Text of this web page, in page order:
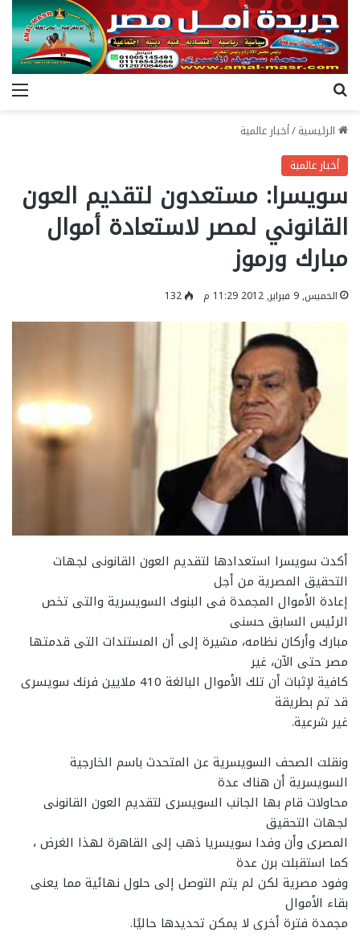
الرئيسية/أخبار عالمية
أخبار عالمية
سويسرا: مستعدون لتقديم العون
القانوني لمصر لاستعادة أموال
مبارك ورموز
الخميس, 9 فبراير, 2012 11:29 م 132
أكدت سويسرا استعدادها لتقديم العون القانونى لجهات
التحقيق المصرية من أجل
إعادة الأموال المجمدة فى البنوك السويسرية والتى تخص
الرئيس السابق حسنى
مبارك وأركان نظامه، مشيرة إلى أن المستندات التى قدمتها
مصر حتى الآن، غير
كافية لإثبات أن تلك الأموال البالغة 410 ملايين فرنك سويسرى
قد تم بطريقة
غير شرعية.
ونقلت الصحف السويسرية عن المتحدث باسم الخارجية
السويسرية أن هناك عدة
محاولات قام بها الجانب السويسرى لتقديم العون القانونى
لجهات التحقيق
المصرى وأن وفدا سويسريا ذهب إلى القاهرة لهذا الغرض ،
كما استقبلت برن عدة
وفود مصرية لكن لم يتم التوصل إلى حلول نهائية مما يعنى
بقاء الأموال
مجمدة فترة أخرى لا يمكن تحديدها حاليًا.